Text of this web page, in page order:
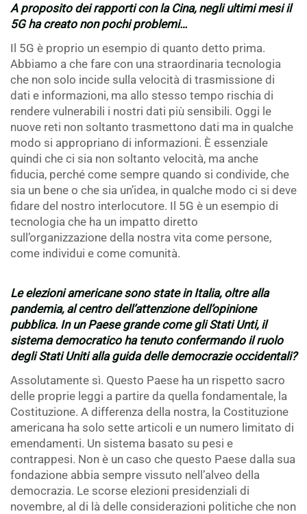
A proposito dei rapporti con la Cina, negli ultimi mesi il
5G ha creato non pochi problemi…
Il 5G è proprio un esempio di quanto detto prima.
Abbiamo a che fare con una straordinaria tecnologia
che non solo incide sulla velocità di trasmissione di
dati e informazioni, ma allo stesso tempo rischia di
rendere vulnerabili i nostri dati più sensibili. Oggi le
nuove reti non soltanto trasmettono dati ma in qualche
modo si appropriano di informazioni. È essenziale
quindi che ci sia non soltanto velocità, ma anche
fiducia, perché come sempre quando si condivide, che
sia un bene o che sia un’idea, in qualche modo ci si deve
fidare del nostro interlocutore. Il 5G è un esempio di
tecnologia che ha un impatto diretto
sull’organizzazione della nostra vita come persone,
come individui e come comunità.
Le elezioni americane sono state in Italia, oltre alla
pandemia, al centro dell’attenzione dell’opinione
pubblica. In un Paese grande come gli Stati Unti, il
sistema democratico ha tenuto confermando il ruolo
degli Stati Uniti alla guida delle democrazie occidentali?
Assolutamente sì. Questo Paese ha un rispetto sacro
delle proprie leggi a partire da quella fondamentale, la
Costituzione. A differenza della nostra, la Costituzione
americana ha solo sette articoli e un numero limitato di
emendamenti. Un sistema basato su pesi e
contrappesi. Non è un caso che questo Paese dalla sua
fondazione abbia sempre vissuto nell’alveo della
democrazia. Le scorse elezioni presidenziali di
novembre, al di là delle considerazioni politiche che non